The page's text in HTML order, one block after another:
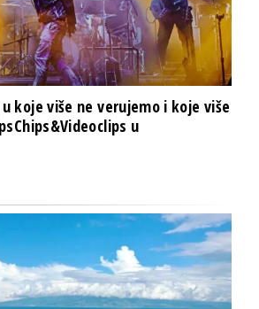
koje više ne verujemo i koje više
u